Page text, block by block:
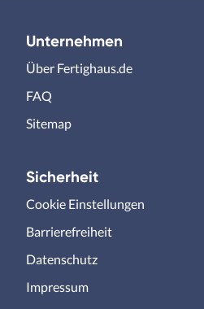
Unternehmen
Über Fertighaus.de
FAQ
Sitemap
Sicherheit
Cookie Einstellungen
Barrierefreiheit
Datenschutz
Impressum